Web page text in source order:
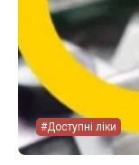
#Доступні ліки